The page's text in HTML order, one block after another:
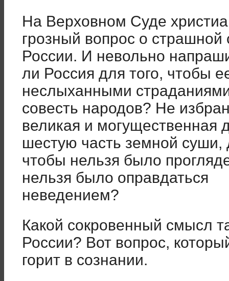
На Верховном Суде
грозный вопрос о страшной
России. И невольно
ли Россия для того, чтобы
неслыханными
совесть народов? Не
великая и могущественная
шестую часть земной суши,
чтобы нельзя было
нельзя было оправдаться
неведением?
Какой сокровенный смысл
России? Вот вопрос,
горит в сознании.